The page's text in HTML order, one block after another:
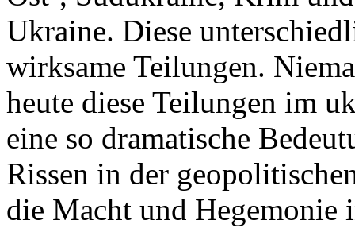
Ukraine. Diese
wirksame Teilungen.
heute diese Teilungen im
eine so dramatische
Rissen in der
die Macht und Hegemonie